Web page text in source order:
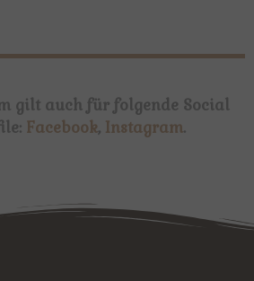
gilt auch für folgende Social
Facebook, Instagram.